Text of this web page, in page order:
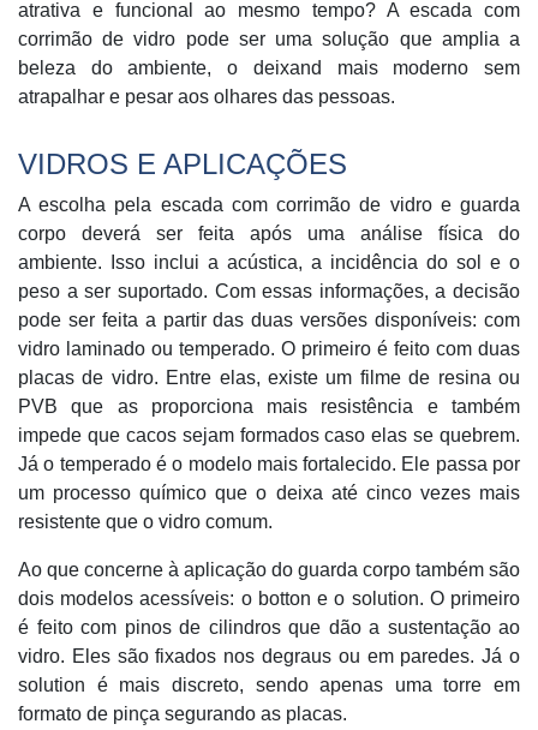
atrativa e funcional ao mesmo tempo? A escada com
corrimão de vidro pode ser uma solução que amplia a
beleza do ambiente, o deixand mais moderno sem
atrapalhar e pesar aos olhares das pessoas.
VIDROS E APLICAÇÕES
A escolha pela escada com corrimão de vidro e guarda
corpo deverá ser feita após uma análise física do
ambiente. Isso inclui a acústica, a incidência do sol e o
peso a ser suportado. Com essas informações, a decisão
pode ser feita a partir das duas versões disponíveis: com
vidro laminado ou temperado. O primeiro é feito com duas
placas de vidro. Entre elas, existe um filme de resina ou
PVB que as proporciona mais resistência e também
impede que cacos sejam formados caso elas se quebrem.
Já o temperado é o modelo mais fortalecido. Ele passa por
um processo químico que o deixa até cinco vezes mais
resistente que o vidro comum.
Ao que concerne à aplicação do guarda corpo também são
dois modelos acessíveis: o botton e o solution. O primeiro
é feito com pinos de cilindros que dão a sustentação ao
vidro. Eles são fixados nos degraus ou em paredes. Já o
solution é mais discreto, sendo apenas uma torre em
formato de pinça segurando as placas.